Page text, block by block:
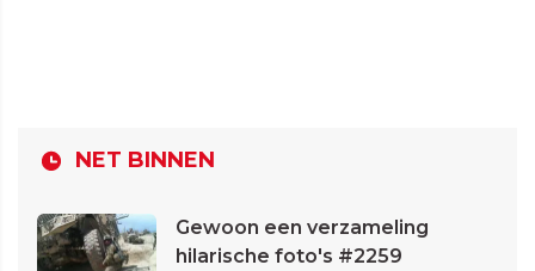
NET BINNEN
Gewoon een verzameling
hilarische foto's #2259